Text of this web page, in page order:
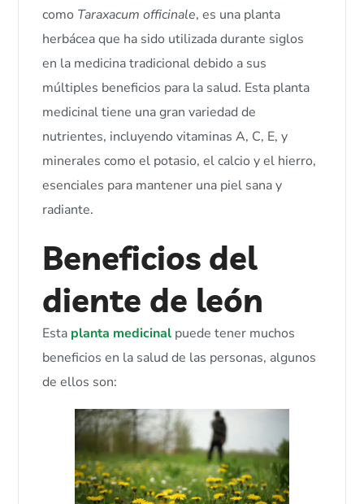
como Taraxacum officinale, es una planta
herbácea que ha sido utilizada durante siglos
en la medicina tradicional debido a sus
múltiples beneficios para la salud. Esta planta
medicinal tiene una gran variedad de
nutrientes, incluyendo vitaminas A, C, E, y
minerales como el potasio, el calcio y el hierro,
esenciales para mantener una piel sana y
radiante.
Beneficios del
diente de león
Esta planta medicinal puede tener muchos
beneficios en la salud de las personas, algunos
de ellos son: